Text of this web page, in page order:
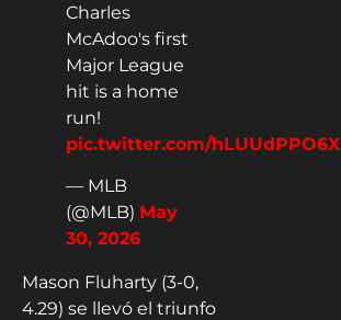
Charles
McAdoo's first
Major League
hit is a home
run!
pic.twitter.com/hLUUdPPO6X
— MLB
(@MLB) May
30, 2026
Mason Fluharty (3-0,
4.29) se llevó el triunfo